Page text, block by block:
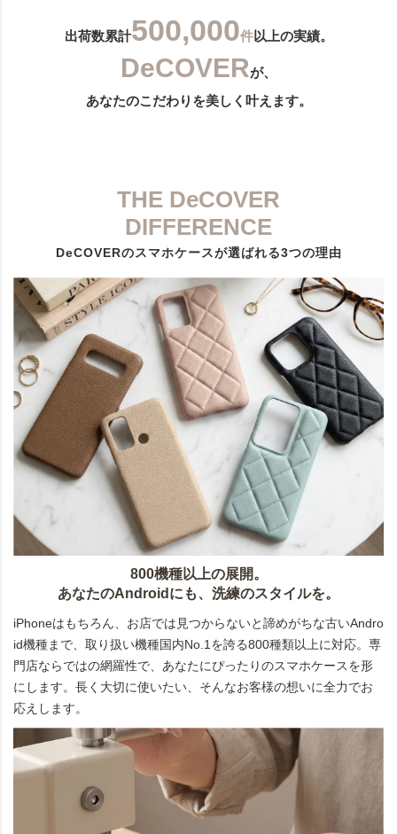
出荷数累計500,000件以上の実績。
DeCOVERが、
あなたのこだわりを美しく叶えます。
THE DeCOVER
DIFFERENCE
DeCOVERのスマホケースが選ばれる3つの理由
800機種以上の展開。
あなたのAndroidにも、洗練のスタイルを。
iPhoneはもちろん、お店では見つからないと諦めがちな古いAndro
id機種まで、取り扱い機種国内No.1を誇る800種類以上に対応。専
門店ならではの網羅性で、あなたにぴったりのスマホケースを形
にします。長く大切に使いたい、そんなお客様の想いに全力でお
応えします。